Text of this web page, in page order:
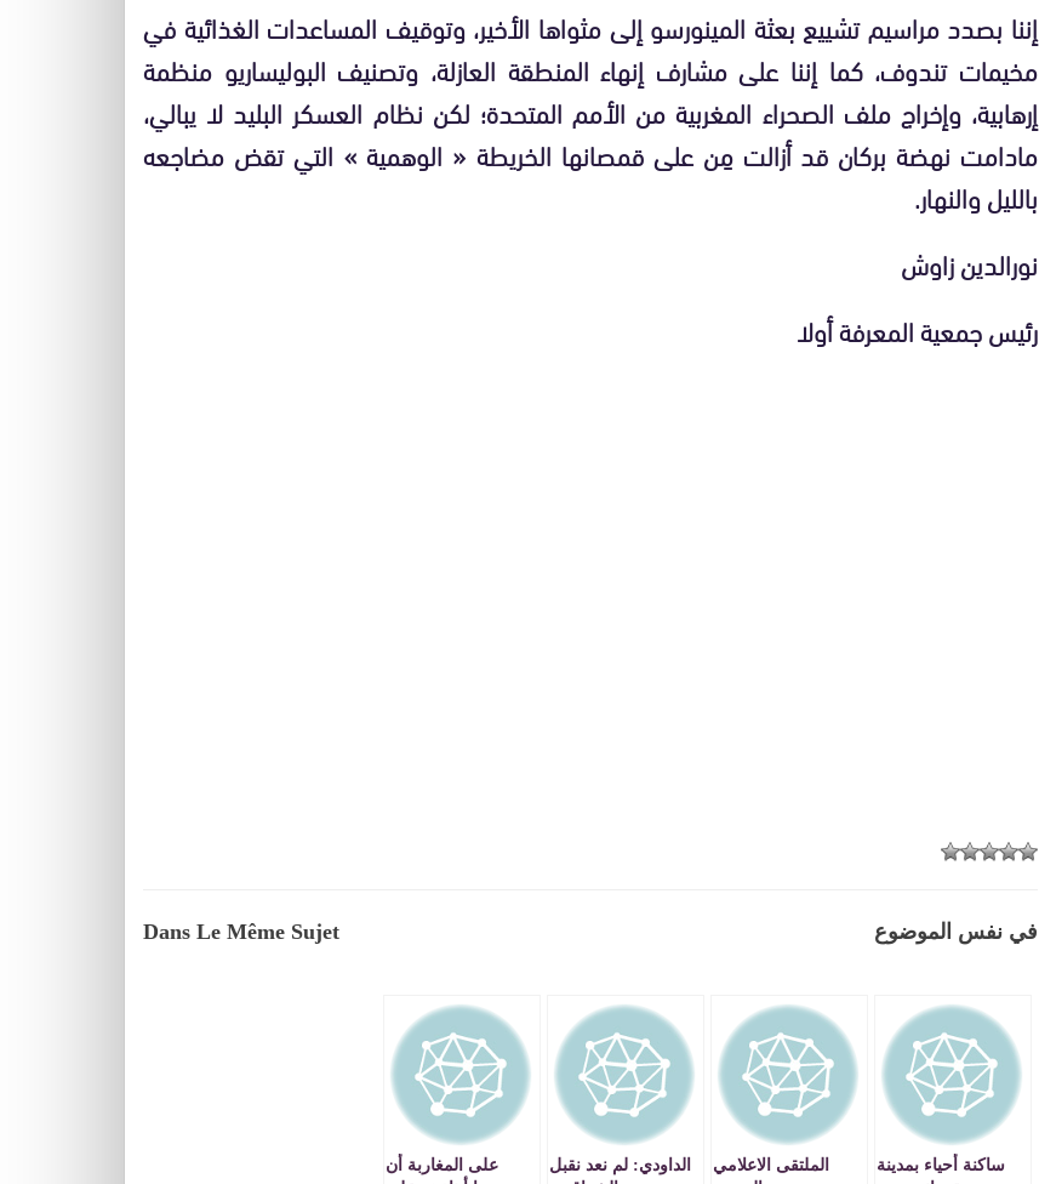
إننا بصدد مراسيم تشييع بعثة المينورسو إلى مثواها الأخير، وتوقيف المساعدات الغذائية في
مخيمات تندوف، كما إننا على مشارف إنهاء المنطقة العازلة، وتصنيف البوليساريو منظمة
إرهابية، وإخراج ملف الصحراء المغربية من الأمم المتحدة؛ لكن نظام العسكر البليد لا يبالي،
مادامت نهضة بركان قد أزالت مِن على قمصانها الخريطة « الوهمية » التي تقض مضاجعه
بالليل والنهار.
نورالدين زاوش
رئيس جمعية المعرفة أولا
Dans Le Même Sujet في نفس الموضوع
ساكنة أحياء بمدينة
الملتقى الاعلامي
الداودي: لم نعد نقبل
على المغاربة أن